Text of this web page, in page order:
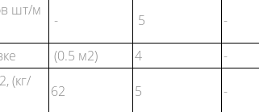
шт/м
- 5 -
(0.5 м2) 4 -
(кг/
62 5 -